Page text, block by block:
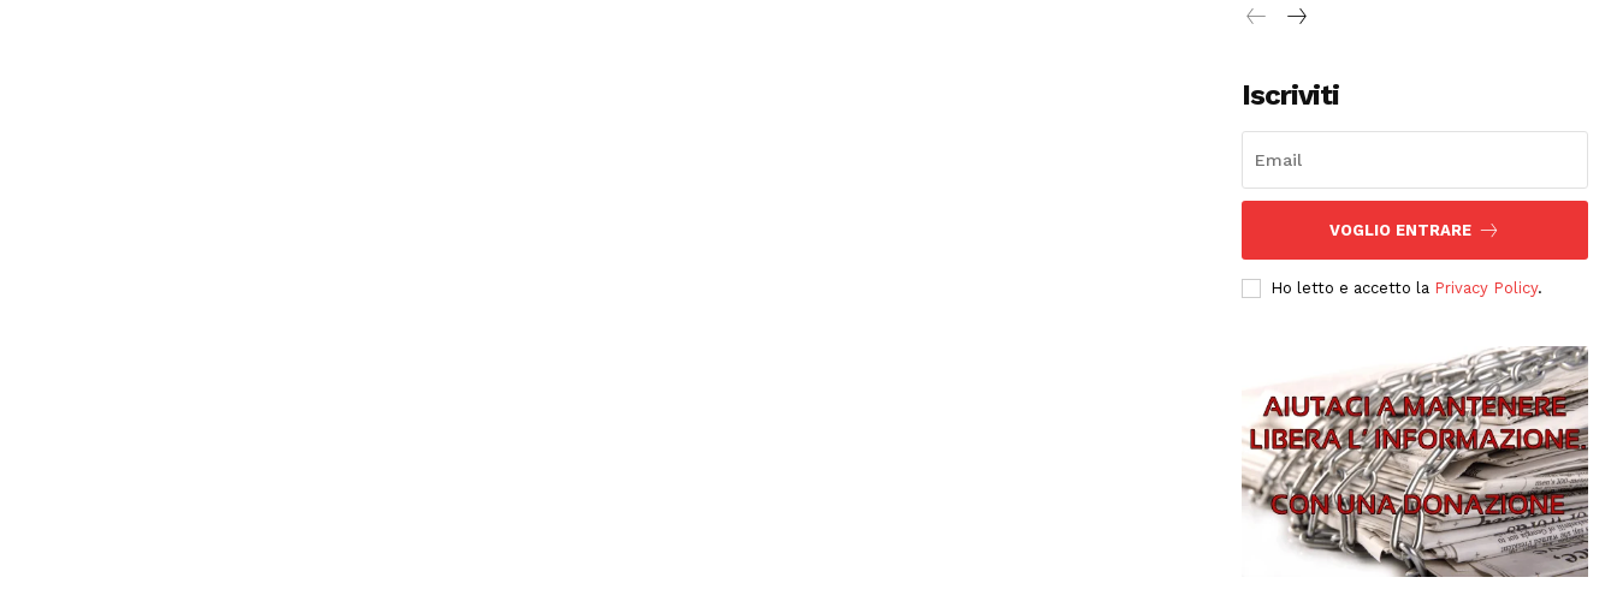
Iscriviti
VOGLIO ENTRARE
Ho letto e accetto la Privacy Policy.